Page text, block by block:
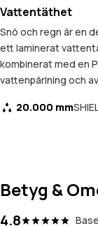
Vattentäthet
Snö och regn är en
ett laminerat
kombinerat med en
vattenpärlning och
20.000 mm
Betyg &
4.8